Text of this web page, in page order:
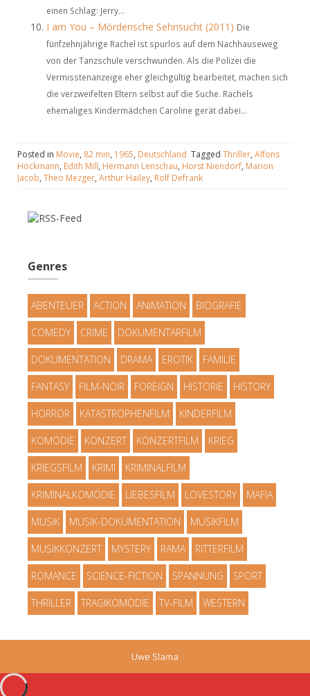
einen Schlag: Jerry...
I am You – Mörderische Sehnsucht (2011) Die
fünfzehnjährige Rachel ist spurlos auf dem Nachhauseweg
von der Tanzschule verschwunden. Als die Polizei die
Vermisstenanzeige eher gleichgültig bearbeitet, machen sich
die verzweifelten Eltern selbst auf die Suche. Rachels
ehemaliges Kindermädchen Caroline gerät dabei...
Posted in Movie, 82 min, 1965, Deutschland Tagged Thriller, Alfons
Höckmann, Edith Mill, Hermann Lenschau, Horst Niendorf, Marion
Jacob, Theo Mezger, Arthur Hailey, Rolf Defrank
Genres
ABENTEUER ACTION ANIMATION BIOGRAFIE
COMEDY CRIME DOKUMENTARFILM
DOKUMENTATION DRAMA EROTIK FAMILIE
FANTASY FILM-NOIR FOREIGN HISTORIE HISTORY
HORROR KATASTROPHENFILM KINDERFILM
KOMÖDIE KONZERT KONZERTFILM KRIEG
KRIEGSFILM KRIMI KRIMINALFILM
KRIMINALKOMÖDIE LIEBESFILM LOVESTORY MAFIA
MUSIK MUSIK-DOKUMENTATION MUSIKFILM
MUSIKKONZERT MYSTERY RAMA RITTERFILM
ROMANCE SCIENCE-FICTION SPANNUNG SPORT
THRILLER TRAGIKOMÖDIE TV-FILM WESTERN
Uwe Slama